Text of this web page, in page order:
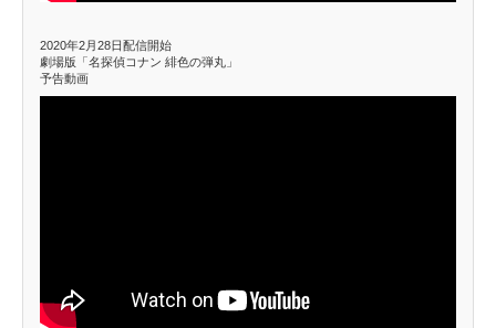
2020年2月28日配信開始
劇場版「名探偵コナン 緋色の弾丸」
予告動画